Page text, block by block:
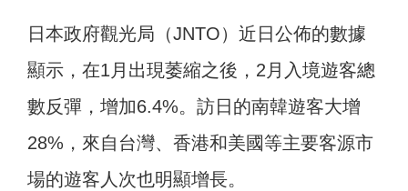
日本政府觀光局（JNTO）近日公佈的數據
顯示，在1月出現萎縮之後，2月入境遊客總
數反彈，增加6.4%。訪日的南韓遊客大增
28%，來自台灣、香港和美國等主要客源市
場的遊客人次也明顯增長。